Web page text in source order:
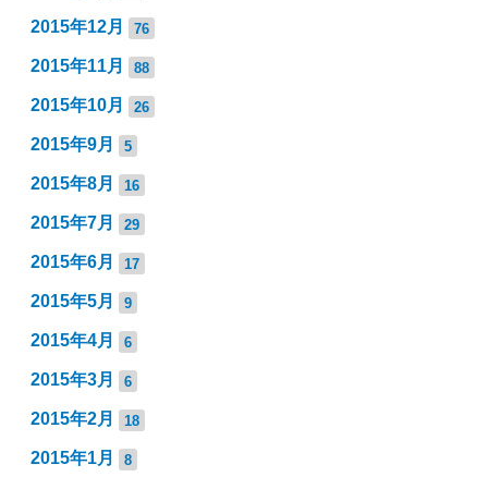
2015年12月 76
2015年11月 88
2015年10月 26
2015年9月 5
2015年8月 16
2015年7月 29
2015年6月 17
2015年5月 9
2015年4月 6
2015年3月 6
2015年2月 18
2015年1月 8